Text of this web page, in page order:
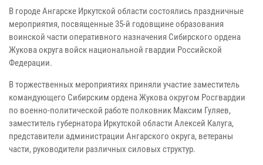
В городе Ангарске Иркутской области состоялись праздничные
мероприятия, посвященные 35-й годовщине образования
воинской части оперативного назначения Сибирского ордена
Жукова округа войск национальной гвардии Российской
Федерации.
В торжественных мероприятиях приняли участие заместитель
командующего Сибирским ордена Жукова округом Росгвардии
по военно-политической работе полковник Максим Гуляев,
заместитель губернатора Иркутской области Алексей Калуга,
представители администрации Ангарского округа, ветераны
части, руководители различных силовых структур.